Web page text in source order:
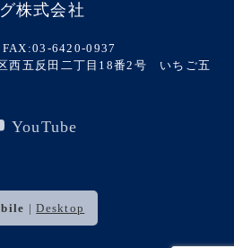
株式会社
FAX:03-6420-0937
西五反田二丁目18番2号 いちご五
YouTube
|Desktop